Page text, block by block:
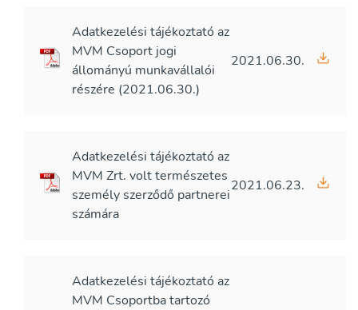
Adatkezelési tájékoztató az
MVM Csoport jogi
állományú munkavállalói
részére (2021.06.30.)
2021.06.30.
Adatkezelési tájékoztató az
MVM Zrt. volt természetes
személy szerződő partnerei
számára
2021.06.23.
Adatkezelési tájékoztató az
MVM Csoportba tartozó